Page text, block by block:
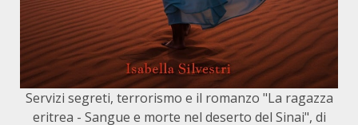
Servizi segreti, terrorismo e il romanzo "La ragazza
eritrea - Sangue e morte nel deserto del Sinai", di